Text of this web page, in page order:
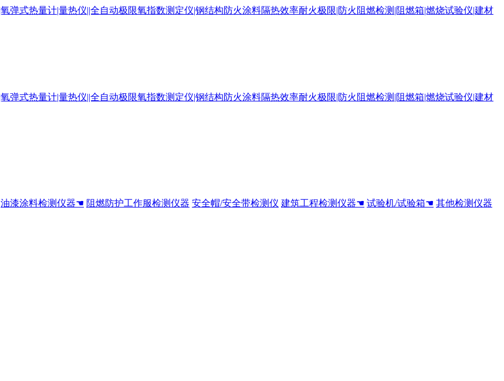
油漆涂料检测仪器☚ 阻燃防护工作服检测仪器 安全帽/安全带检测仪 建筑工程检测仪器☚ 试验机/试验箱☚ 其他检测仪器